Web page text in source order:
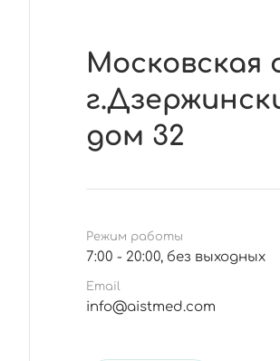
Московская
дом 32
Режим работы
7:00 - 20:00, без выходных
Email
info@aistmed.com